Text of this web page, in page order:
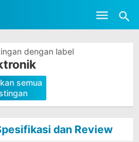
dengan label
semua
dan Review